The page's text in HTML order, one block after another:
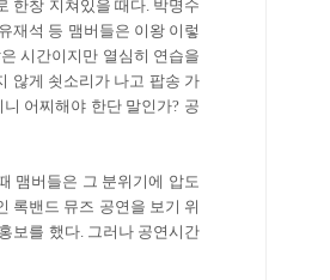
한창 지쳐있을 때다. 박명수
재석 등 맴버들은 이왕 이렇
시간이지만 열심히 연습을
않게 쇳소리가 나고 팝송 가
어찌해야 한단 말인가? 공
맴버들은 그 분위기에 압도
록밴드 뮤즈 공연을 보기 위
보를 했다. 그러나 공연시간